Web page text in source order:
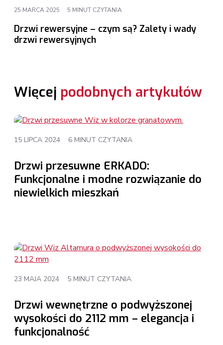
25 MARCA 2025 5 MINUT CZYTANIA
Drzwi rewersyjne – czym są? Zalety i wady
drzwi rewersyjnych
Więcej podobnych artykułów
15 LIPCA 2024 6 MINUT CZYTANIA
Drzwi przesuwne ERKADO:
Funkcjonalne i modne rozwiązanie do
niewielkich mieszkań
23 MAJA 2024 5 MINUT CZYTANIA
Drzwi wewnętrzne o podwyższonej
wysokości do 2112 mm – elegancja i
funkcjonalność